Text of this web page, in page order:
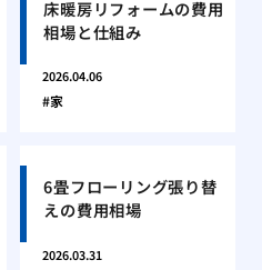
床暖房リフォームの費用
相場と仕組み
2026.04.06
家
6畳フローリング張り替
えの費用相場
2026.03.31